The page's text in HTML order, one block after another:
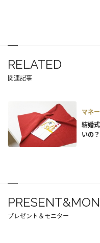
RELATED
関連記事
マネー
結婚
いの
プレゼント＆モニター